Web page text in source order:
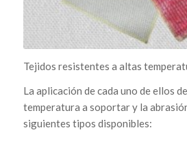
Tejidos resistentes a altas
La aplicación de cada uno de ellos
temperatura a soportar y la
siguientes tipos disponibles: